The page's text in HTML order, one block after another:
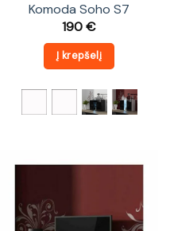
Komoda Soho S7
190€
Į krepšelį